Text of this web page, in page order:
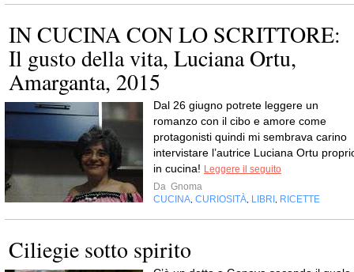
IN CUCINA CON LO SCRITTORE:
Il gusto della vita, Luciana Ortu,
Amarganta, 2015
Dal 26 giugno potrete leggere un
romanzo con il cibo e amore come
protagonisti quindi mi sembrava carino
intervistare l’autrice Luciana Ortu
in cucina! Leggere il seguito
Da Gnoma
CUCINA CURIOSITÀ LIBRI RICETTE
Ciliegie sotto spirito